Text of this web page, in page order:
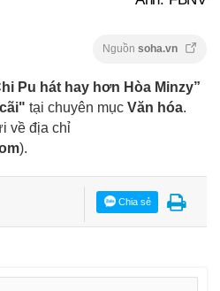
Nguồn soha.vn
Pu hát hay hơn Hòa Minzy”
tại chuyên mục Văn hóa.
về địa chỉ
).
Chia sẻ